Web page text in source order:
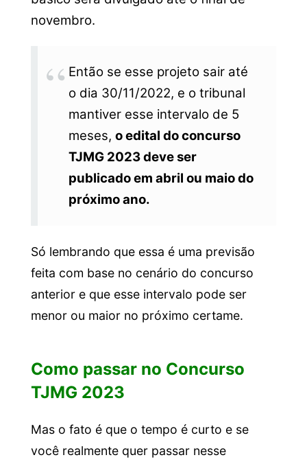
novembro.
Então se esse projeto sair até
o dia 30/11/2022, e o tribunal
mantiver esse intervalo de 5
meses, o edital do concurso
TJMG 2023 deve ser
publicado em abril ou maio do
próximo ano.
Só lembrando que essa é uma previsão
feita com base no cenário do concurso
anterior e que esse intervalo pode ser
menor ou maior no próximo certame.
Como passar no Concurso
TJMG 2023
Mas o fato é que o tempo é curto e se
você realmente quer passar nesse